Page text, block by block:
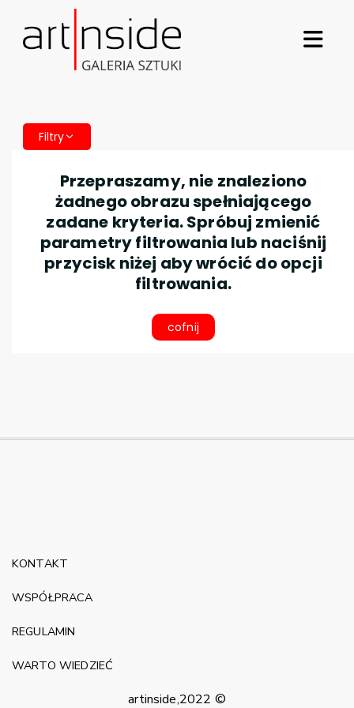
Filtry
Przepraszamy, nie znaleziono
żadnego obrazu spełniającego
zadane kryteria. Spróbuj zmienić
parametry filtrowania lub naciśnij
przycisk niżej aby wrócić do opcji
filtrowania.
cofnij
artinside,2022 ©
KONTAKT
WSPÓŁPRACA
REGULAMIN
WARTO WIEDZIEĆ